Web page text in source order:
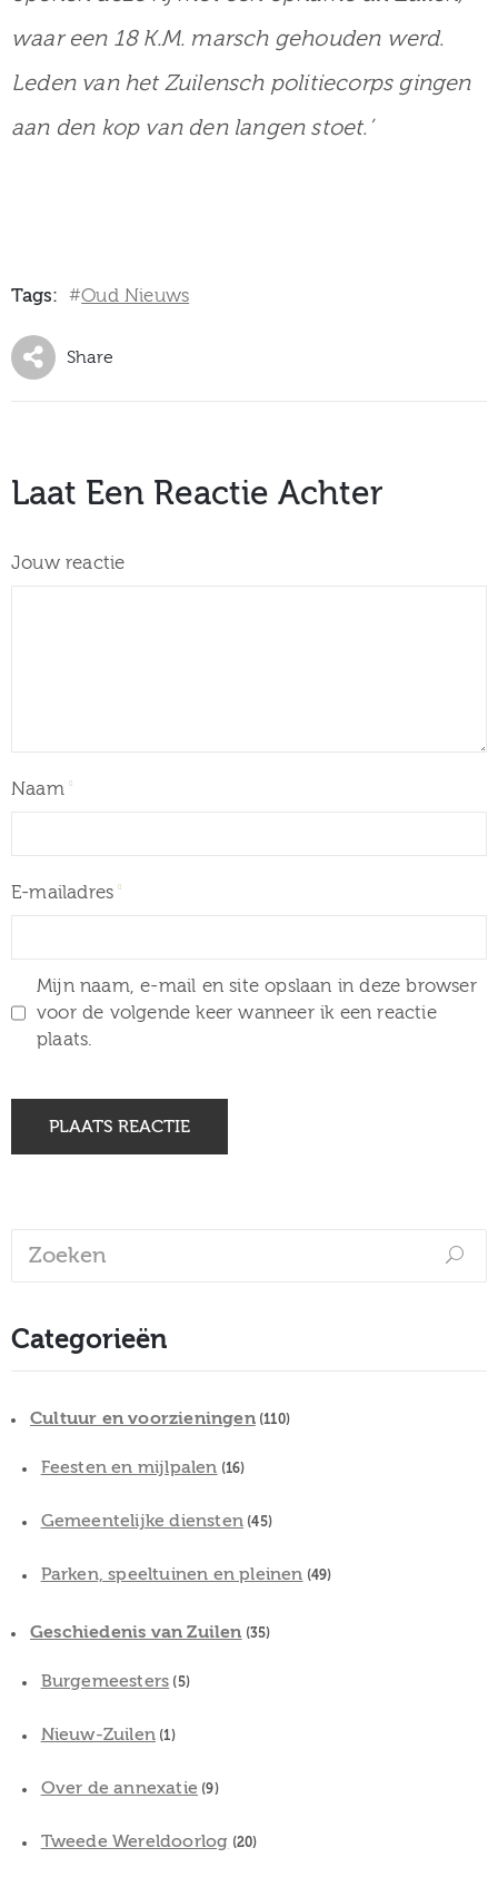
waar een 18 K.M. marsch gehouden werd.
Leden van het Zuilensch politiecorps gingen
aan den kop van den langen stoet.’
Tags: #Oud Nieuws
Share
Laat Een Reactie Achter
Jouw reactie
Naam
E-mailadres
Mijn naam, e-mail en site opslaan in deze browser
voor de volgende keer wanneer ik een reactie
plaats.
Categorieën
Cultuur en voorzieningen(110)
Feesten en mijlpalen (16)
Gemeentelijke diensten (45)
Parken, speeltuinen en pleinen (49)
Geschiedenis van Zuilen (35)
Burgemeesters (5)
Nieuw-Zuilen (1)
Over de annexatie (9)
Tweede Wereldoorlog (20)